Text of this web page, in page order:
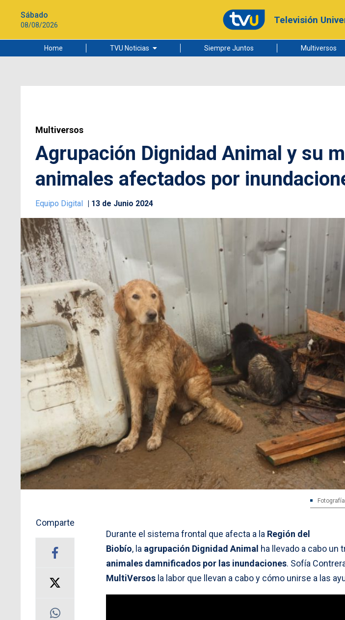
Sábado
08/08/2026 Televisión
Home TVU Noticias
Ciudad
Siempre Juntos Multiversos
Multiversos
Agrupación Dignidad Animal y su
animales afectados por
Equipo Digital 13 de Junio 2024
Comparte
Durante el sistema frontal que afecta a la Región del
Biobío, la agrupación Dignidad Animal ha llevado a cabo un
animales damnificados por las inundaciones. Sofía
MultiVersos la labor que llevan a cabo y cómo unirse a las